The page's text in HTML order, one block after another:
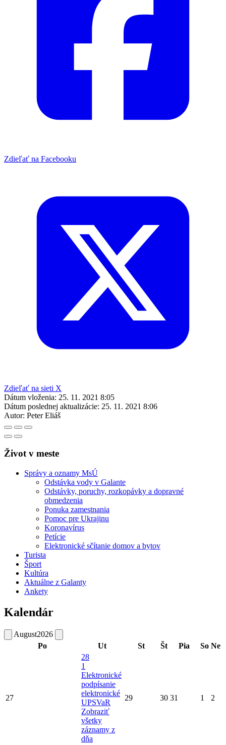
Zdieľať na Facebooku
Zdieľať na sieti X
Dátum vloženia: 25. 11. 2021 8:05
Dátum poslednej aktualizácie: 25. 11. 2021 8:06
Autor: Peter Eliáš
Život v meste
Správy a oznamy MsÚ
Odstávka vody v Galante
Odstávky, poruchy, rozkopávky a dopravné
obmedzenia
Ponuka zamestnania
Pomoc pre Ukrajinu
Koronavírus
Petície
Elektronické sčítanie domov a bytov
Turista
Šport
Kultúra
Aktuálne z Galanty
Ankety
Kalendár
August2026
Po
Ut St Št Pia So Ne
27
28
1
Elektronické
podpísanie
elektronické
UPSVaR
Zobraziť
všetky
záznamy z
dňa
29 30 31 1 2